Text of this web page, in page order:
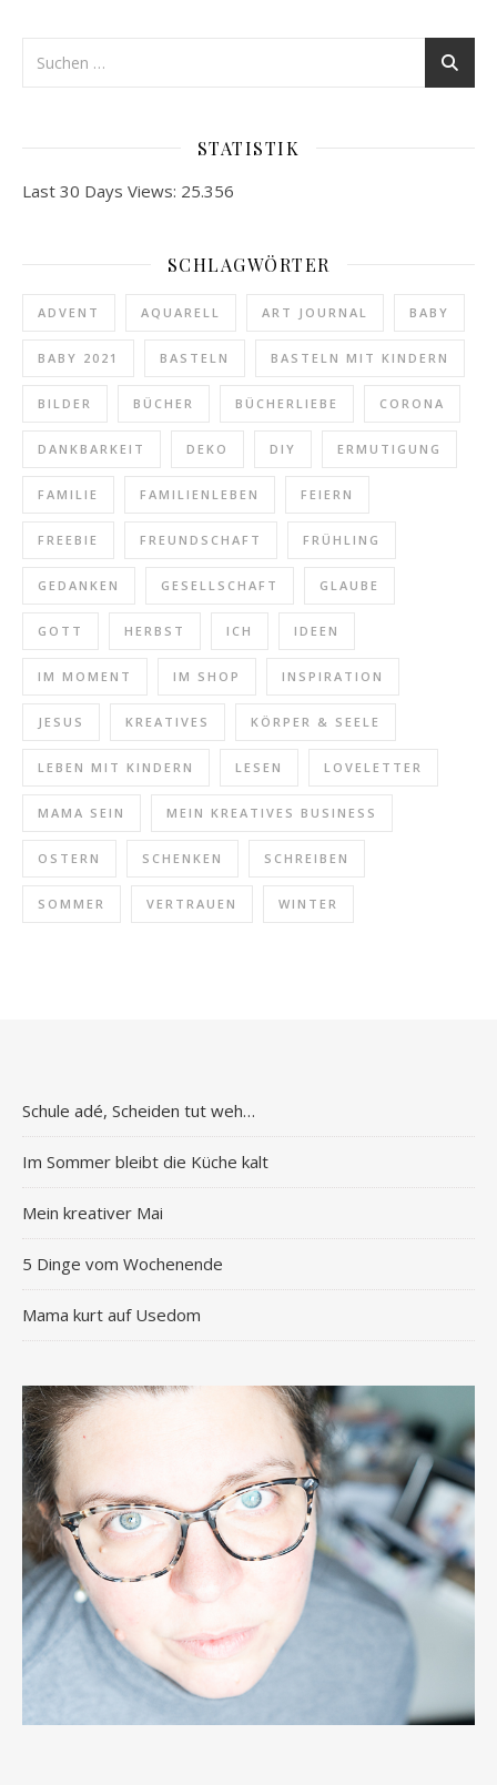
STATISTIK
Last 30 Days Views: 25.356
SCHLAGWÖRTER
ADVENT AQUARELL ART JOURNAL BABY
BABY 2021 BASTELN BASTELN MIT KINDERN
BILDER BÜCHER BÜCHERLIEBE CORONA
DANKBARKEIT DEKO DIY ERMUTIGUNG
FAMILIE FAMILIENLEBEN FEIERN
FREEBIE FREUNDSCHAFT FRÜHLING
GEDANKEN GESELLSCHAFT GLAUBE
GOTT HERBST ICH IDEEN
IM MOMENT IM SHOP INSPIRATION
JESUS KREATIVES KÖRPER & SEELE
LEBEN MIT KINDERN LESEN LOVELETTER
MAMA SEIN MEIN KREATIVES BUSINESS
OSTERN SCHENKEN SCHREIBEN
SOMMER VERTRAUEN WINTER
Schule adé, Scheiden tut weh…
Im Sommer bleibt die Küche kalt
Mein kreativer Mai
5 Dinge vom Wochenende
Mama kurt auf Usedom